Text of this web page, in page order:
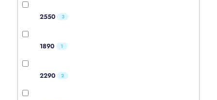
2550 3
1890 1
2290 2